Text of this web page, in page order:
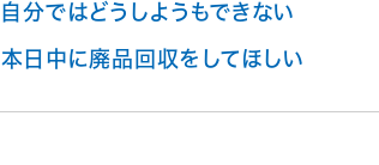
自分ではどうしようもできない
本日中に廃品回収をしてほしい